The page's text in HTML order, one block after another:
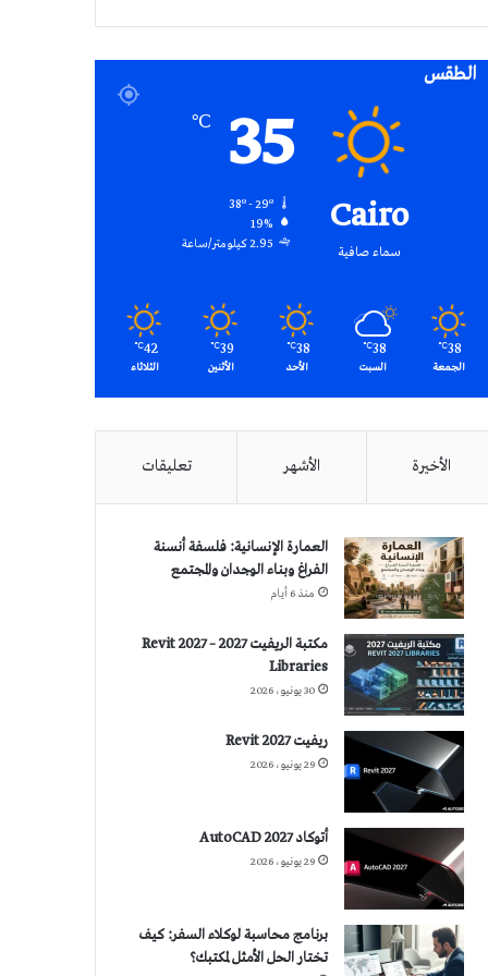
الطقس
Cairo
سماء صافية
35
℃
19%
2.95 كيلومتر/ساعة
38
℃
الجمعة
38
℃
السبت
38
℃
الأحد
39
℃
الأثنين
42
℃
الثلاثاء
الأخيرة الأشهر تعليقات
العمارة الإنسانية: فلسفة أنسنة
الفراغ وبناء الوجدان والمجتمع
منذ 6 أيام
مكتبة الريفيت 2027 – Revit 2027
Libraries
30 يونيو، 2026
ريفيت 2027 Revit
29 يونيو، 2026
أتوكاد 2027 AutoCAD
29 يونيو، 2026
برنامج محاسبة لوكلاء السفر: كيف
تختار الحل الأمثل لمكتبك؟